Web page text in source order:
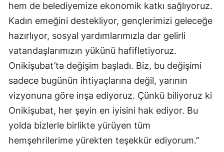
hem de belediyemize ekonomik katkı sağlıyoruz.
Kadın emeğini destekliyor, gençlerimizi geleceğe
hazırlıyor, sosyal yardımlarımızla dar gelirli
vatandaşlarımızın yükünü hafifletiyoruz.
Onikişubat’ta değişim başladı. Biz, bu değişimi
sadece bugünün ihtiyaçlarına değil, yarının
vizyonuna göre inşa ediyoruz. Çünkü biliyoruz ki
Onikişubat, her şeyin en iyisini hak ediyor. Bu
yolda bizlerle birlikte yürüyen tüm
hemşehrilerime yürekten teşekkür ediyorum.”